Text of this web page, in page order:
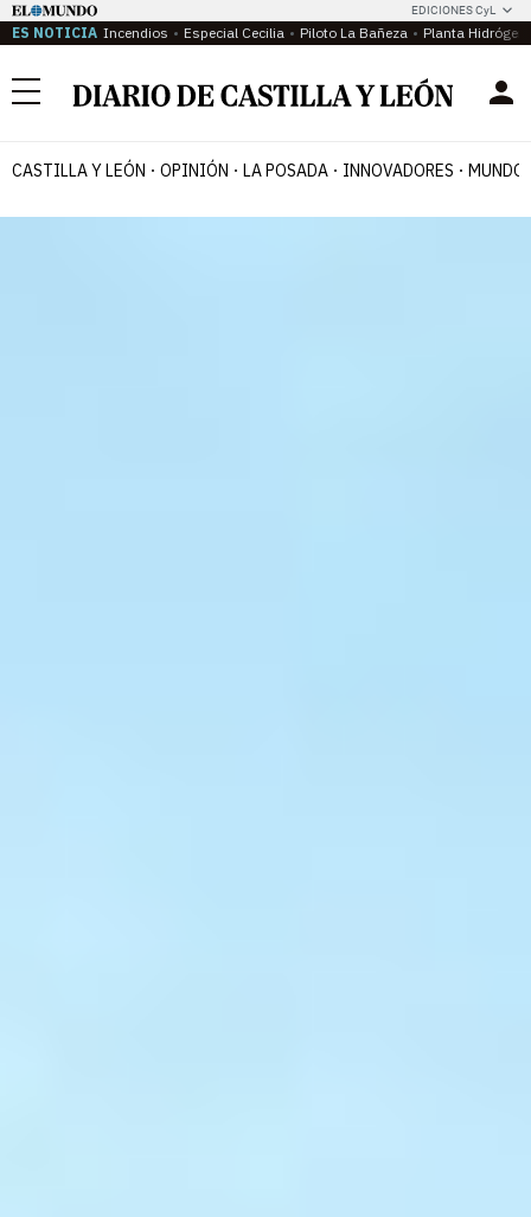
EDICIONES CyL
ES NOTICIA Incendios Especial Cecilia Piloto La Bañeza Planta
Menú
CASTILLA Y LEÓN OPINIÓN LA POSADA INNOVADORES MUNDO